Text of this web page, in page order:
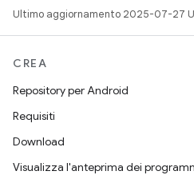
Ultimo aggiornamento 2025-07-27
CREA
Repository per Android
Requisiti
Download
Visualizza l'anteprima dei